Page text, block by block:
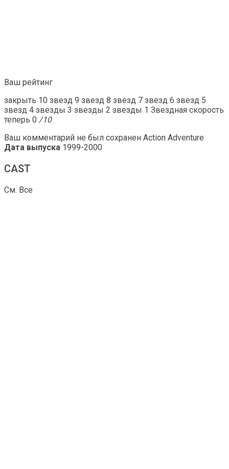
Ваш рейтинг
закрыть 10 звезд 9 звезд 8 звезд 7 звезд 6 звезд 5
звезд 4 звезды 3 звезды 2 звезды 1 Звездная скорость
теперь 0 /10
Ваш комментарий не был сохранен Action Adventure
Дата выпуска 1999-2000
CAST
См. Все